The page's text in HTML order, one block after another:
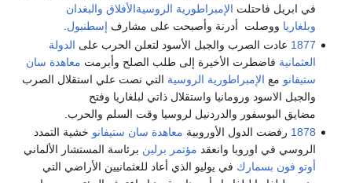
في ابريل فاحتلت الإمبراطورية الروسيةالأفلاق والبغدان
وبلغاريا ووصلت أدرنة وأصبحت على مشارف إسطنبول.
1877 عادت الصرب والجبل الأسود لتعلن الحرب على الدولة
العثمانية فاضطرت الأخيرة إلى طلب الصلح وأبرمت معاهدة سان
ستيفانو مع الإمبراطورية الروسية التي نصت علي استقلال الصرب
والجبل الاسود ورومانيا واستقلال ذاتي لبلغاريا وفتح
مضايق البوسفور والدردنيل لروسيا وقت السلم والحرب.
1878 رفضت الدول الأوروبية معاهدة سان ستيفانو خشية التمدد
الروسي في اوروبا وانعقد مؤتمر برلين برئاسة المستشار الألماني
أوتو فون بسمارك في يوليو الذي أعاد للعثمانيين الأراضي التي